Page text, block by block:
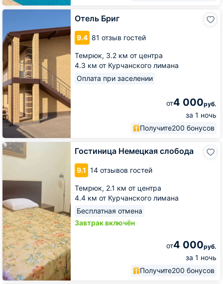
Отель Бриг
9.4 81 отзыв гостей
Темрюк, 3.2 км от центра
4.3 км от Курчанского лимана
Оплата при заселении
от4 000руб.
за 1 ночь
Получите200 бонусов
Отель
Гостиница Немецкая слобода
9.1 14 отзывов гостей
Темрюк, 2.1 км от центра
4.4 км от Курчанского лимана
Бесплатная отмена
Завтрак включён
от4 000руб.
за 1 ночь
Получите200 бонусов
Гостиница
Немецкая